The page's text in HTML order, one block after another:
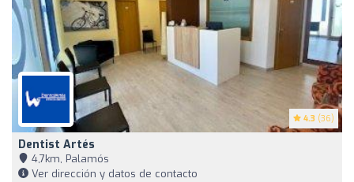
4.3 (36)
Dentist Artés
4,7km, Palamós
Ver dirección y datos de contacto